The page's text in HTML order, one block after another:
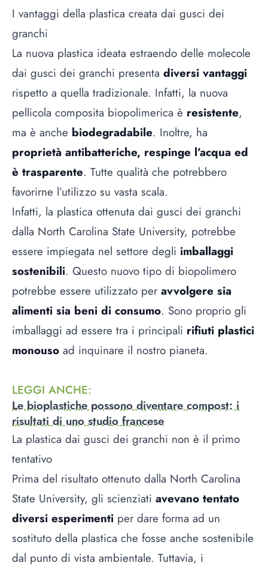
I vantaggi della plastica creata dai gusci dei
granchi
La nuova plastica ideata estraendo delle molecole
dai gusci dei granchi presenta diversi vantaggi
rispetto a quella tradizionale. Infatti, la nuova
pellicola composita biopolimerica è resistente,
ma è anche biodegradabile. Inoltre, ha
proprietà antibatteriche, respinge l’acqua ed
è trasparente. Tutte qualità che potrebbero
favorirne l’utilizzo su vasta scala.
Infatti, la plastica ottenuta dai gusci dei granchi
dalla North Carolina State University, potrebbe
essere impiegata nel settore degli imballaggi
sostenibili. Questo nuovo tipo di biopolimero
potrebbe essere utilizzato per avvolgere sia
alimenti sia beni di consumo. Sono proprio gli
imballaggi ad essere tra i principali rifiuti plastici
monouso ad inquinare il nostro pianeta.
LEGGI ANCHE:
Le bioplastiche possono diventare compost: i
risultati di uno studio francese
La plastica dai gusci dei granchi non è il primo
tentativo
Prima del risultato ottenuto dalla North Carolina
State University, gli scienziati avevano tentato
diversi esperimenti per dare forma ad un
sostituto della plastica che fosse anche sostenibile
dal punto di vista ambientale. Tuttavia, i